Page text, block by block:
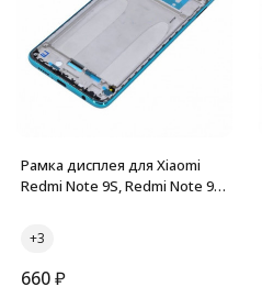
Рамка дисплея для Xiaomi
Redmi Note 9S, Redmi Note 9
660₽